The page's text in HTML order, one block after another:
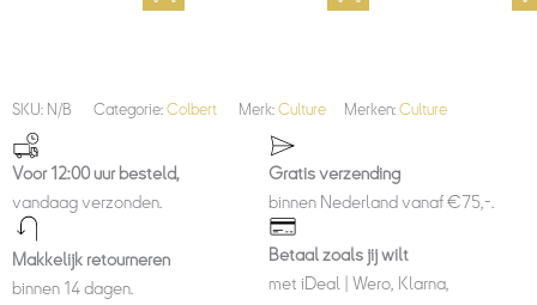
SKU: N/B Categorie: Colbert Merk: Culture Merken: Culture
Voor 12:00 uur besteld,
vandaag verzonden.
Gratis verzending
binnen Nederland vanaf €75,-.
Makkelijk retourneren
binnen 14 dagen.
Betaal zoals jij wilt
met iDeal | Wero, Klarna,